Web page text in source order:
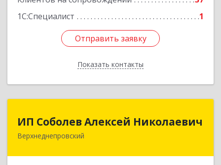
1С:Специалист
1
Отправить заявку
Показать контакты
Отправить заявку
Назад
ИП Соболев Алексей Николаевич
Верхнеднепровский
ИП Соболев Алексей Николаевич